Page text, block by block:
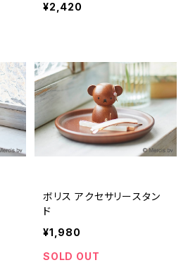
¥2,420
ボリス アクセサリースタン
ド
¥1,980
SOLD OUT